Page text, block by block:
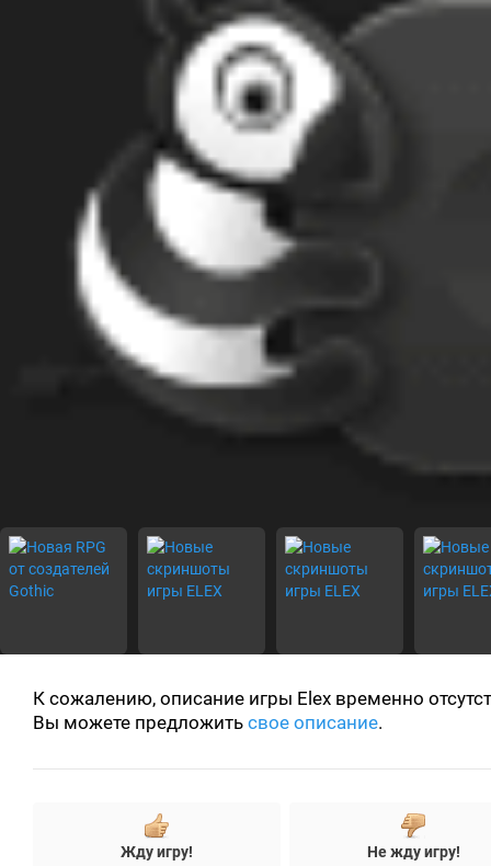
К сожалению, описание игры Elex временно
Вы можете предложить свое описание.
+
Жду игру! -
Не жду игру!